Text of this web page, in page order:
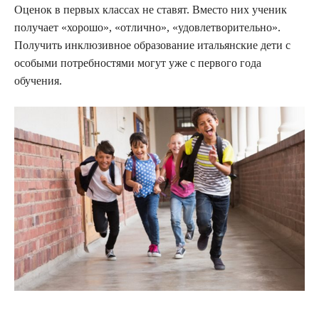
Оценок в первых классах не ставят. Вместо них ученик
получает «хорошо», «отлично», «удовлетворительно».
Получить инклюзивное образование итальянские дети с
особыми потребностями могут уже с первого года
обучения.